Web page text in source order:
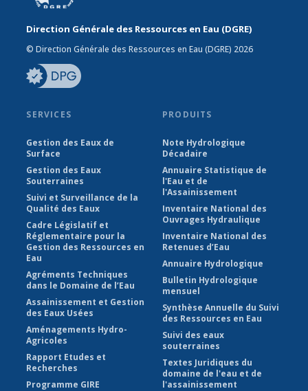
Direction Générale des Ressources en Eau (DGRE)
© Direction Générale des Ressources en Eau (DGRE) 2026
SERVICES
Gestion des Eaux de
Surface
Gestion des Eaux
Souterraines
Suivi et Surveillance de la
Qualité des Eaux
Cadre Législatif et
Réglementaire pour la
Gestion des Ressources en
Eau
Agréments Techniques
dans le Domaine de l’Eau
Assainissement et Gestion
des Eaux Usées
Aménagements Hydro-
Agricoles
Rapport Etudes et
Recherches
Programme GIRE
PRODUITS
Note Hydrologique
Décadaire
Annuaire Statistique de
l'Eau et de
l'Assainissement
Inventaire National des
Ouvrages Hydraulique
Inventaire National des
Retenues d’Eau
Annuaire Hydrologique
Bulletin Hydrologique
mensuel
Synthèse Annuelle du Suivi
des Ressources en Eau
Suivi des eaux
souterraines
Textes Juridiques du
domaine de l'eau et de
l'assainissement